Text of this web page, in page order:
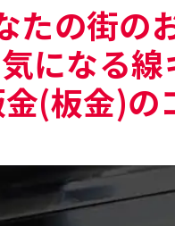
たの街の
になる線
(板金)の